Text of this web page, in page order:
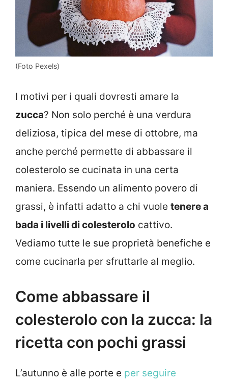
(Foto Pexels)
I motivi per i quali dovresti amare la
zucca? Non solo perché è una verdura
deliziosa, tipica del mese di ottobre, ma
anche perché permette di abbassare il
colesterolo se cucinata in una certa
maniera. Essendo un alimento povero di
grassi, è infatti adatto a chi vuole tenere a
bada i livelli di colesterolo cattivo.
Vediamo tutte le sue proprietà benefiche e
come cucinarla per sfruttarle al meglio.
Come abbassare il
colesterolo con la zucca: la
ricetta con pochi grassi
L’autunno è alle porte e per seguire